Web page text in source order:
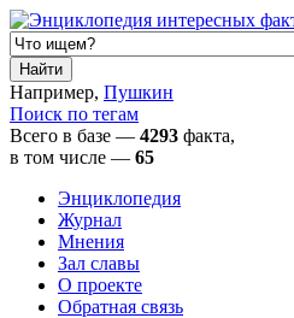
Например, Пушкин
Поиск по тегам
Всего в базе — 4293 факта,
в том числе — 65
Энциклопедия
Журнал
Мнения
Зал славы
О проекте
Обратная связь